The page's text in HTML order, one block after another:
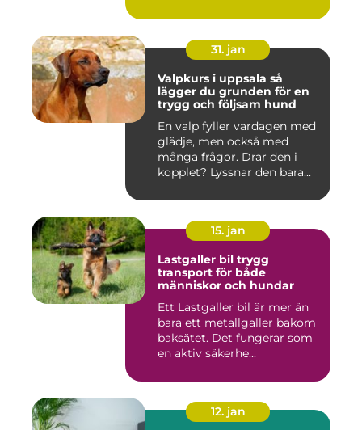
31. jan
Valpkurs i uppsala så
lägger du grunden för en
trygg och följsam hund
En valp fyller vardagen med
glädje, men också med
många frågor. Drar den i
kopplet? Lyssnar den bara...
15. jan
Lastgaller bil trygg
transport för både
människor och hundar
Ett Lastgaller bil är mer än
bara ett metallgaller bakom
baksätet. Det fungerar som
en aktiv säkerhe...
12. jan